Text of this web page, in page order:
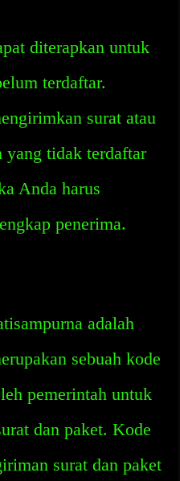
diterapkan untuk
terdaftar.
surat atau
yang tidak terdaftar
Anda harus
penerima.
adalah
sebuah kode
pemerintah untuk
dan paket. Kode
surat dan paket